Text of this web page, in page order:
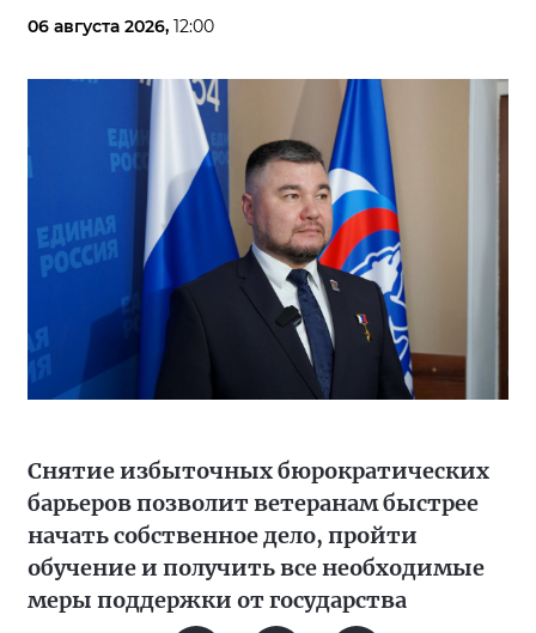
06 августа 2026, 12:00
Снятие избыточных бюрократических
барьеров позволит ветеранам быстрее
начать собственное дело, пройти
обучение и получить все необходимые
меры поддержки от государства